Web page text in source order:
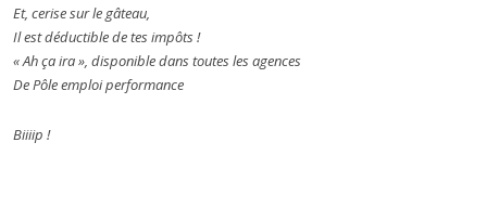
Et, cerise sur le gâteau,
Il est déductible de tes impôts !
« Ah ça ira », disponible dans toutes les agences
De Pôle emploi performance
Biiiip !